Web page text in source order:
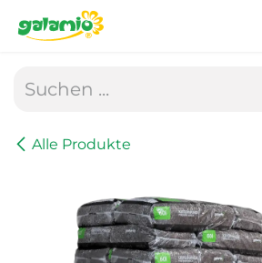
Zum Inhalt springen
Alle Produkte